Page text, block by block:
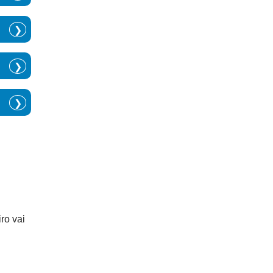
❯
❯
❯
vai